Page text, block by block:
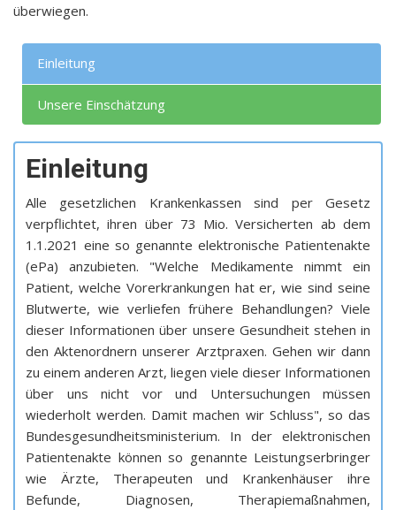
überwiegen.
Einleitung
Unsere Einschätzung
Einleitung
Alle gesetzlichen Krankenkassen sind per Gesetz
verpflichtet, ihren über 73 Mio. Versicherten ab dem
1.1.2021 eine so genannte elektronische Patientenakte
(ePa) anzubieten. "Welche Medikamente nimmt ein
Patient, welche Vorerkrankungen hat er, wie sind seine
Blutwerte, wie verliefen frühere Behandlungen? Viele
dieser Informationen über unsere Gesundheit stehen in
den Aktenordnern unserer Arztpraxen. Gehen wir dann
zu einem anderen Arzt, liegen viele dieser Informationen
über uns nicht vor und Untersuchungen müssen
wiederholt werden. Damit machen wir Schluss", so das
Bundesgesundheitsministerium. In der elektronischen
Patientenakte können so genannte Leistungserbringer
wie Ärzte, Therapeuten und Krankenhäuser ihre
Befunde, Diagnosen, Therapiemaßnahmen,